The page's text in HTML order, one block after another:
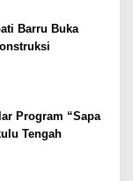
Barru Buka
Program “Sapa
Tengah